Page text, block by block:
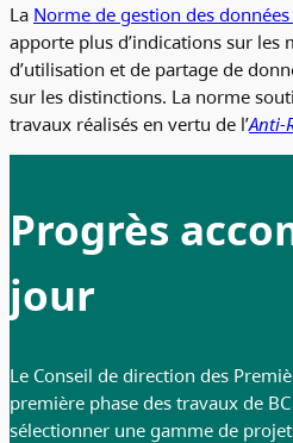
La Norme de gestion des
apporte plus d’indications sur les
d’utilisation et de partage de
sur les distinctions. La norme
travaux réalisés en vertu de l’Anti-
Progrès
jour
Le Conseil de direction des
première phase des travaux de
sélectionner une gamme de